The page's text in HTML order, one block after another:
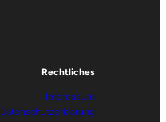
Rechtliches
Impressum
Datenschutzerklärung